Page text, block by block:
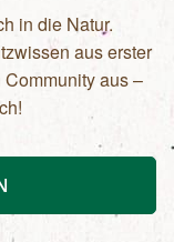
in die Natur.
aus erster
aus –